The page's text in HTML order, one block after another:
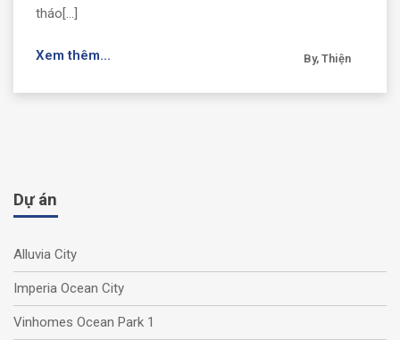
tháo[...]
Xem thêm... By, Thiện
Dự án
Alluvia City
Imperia Ocean City
Vinhomes Ocean Park 1